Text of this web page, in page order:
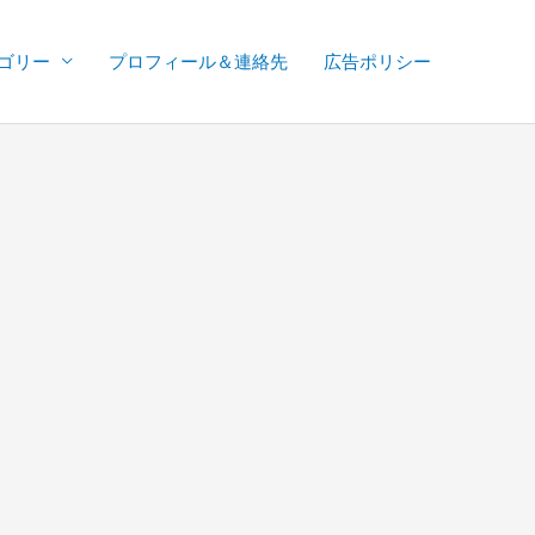
リー プロフィール＆連絡先 広告ポリシー